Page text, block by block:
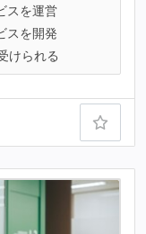
スを運営
スを開発
けられる